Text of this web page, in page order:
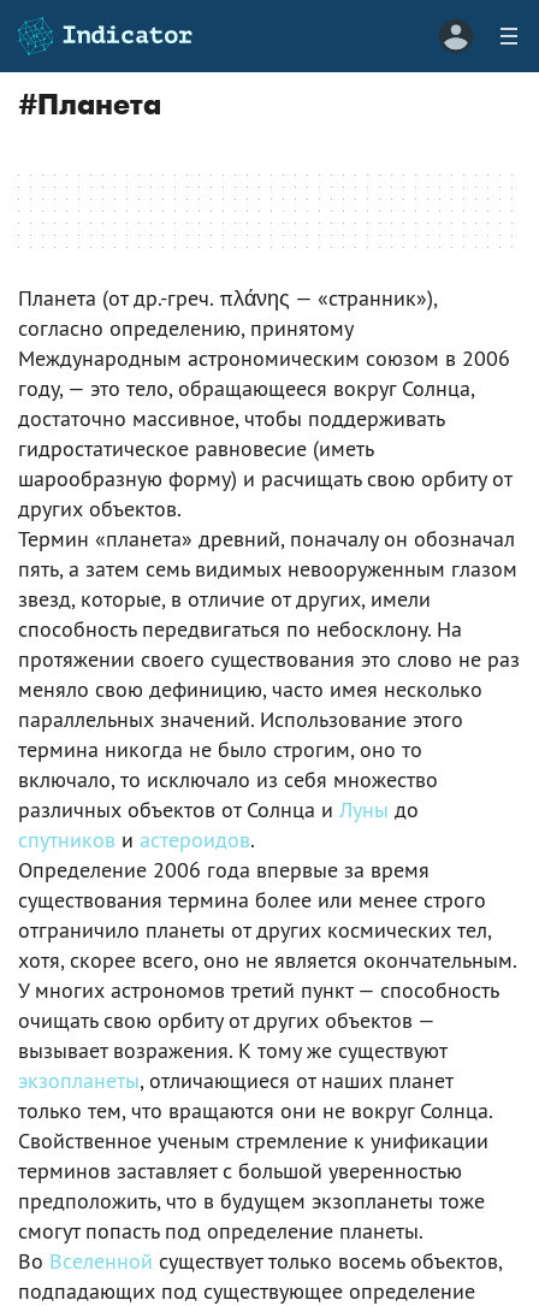
#Планета
Планета (от др.-греч. πλάνης — «странник»),
согласно определению, принятому
Международным астрономическим союзом в 2006
году, — это тело, обращающееся вокруг Солнца,
достаточно массивное, чтобы поддерживать
гидростатическое равновесие (иметь
шарообразную форму) и расчищать свою орбиту от
других объектов.
Термин «планета» древний, поначалу он обозначал
пять, а затем семь видимых невооруженным глазом
звезд, которые, в отличие от других, имели
способность передвигаться по небосклону. На
протяжении своего существования это слово не раз
меняло свою дефиницию, часто имея несколько
параллельных значений. Использование этого
термина никогда не было строгим, оно то
включало, то исключало из себя множество
различных объектов от Солнца и Луны до
спутников и астероидов.
Определение 2006 года впервые за время
существования термина более или менее строго
отграничило планеты от других космических тел,
хотя, скорее всего, оно не является окончательным.
У многих астрономов третий пункт — способность
очищать свою орбиту от других объектов —
вызывает возражения. К тому же существуют
экзопланеты, отличающиеся от наших планет
только тем, что вращаются они не вокруг Солнца.
Свойственное ученым стремление к унификации
терминов заставляет с большой уверенностью
предположить, что в будущем экзопланеты тоже
смогут попасть под определение планеты.
Во Вселенной существует только восемь объектов,
подпадающих под существующее определение